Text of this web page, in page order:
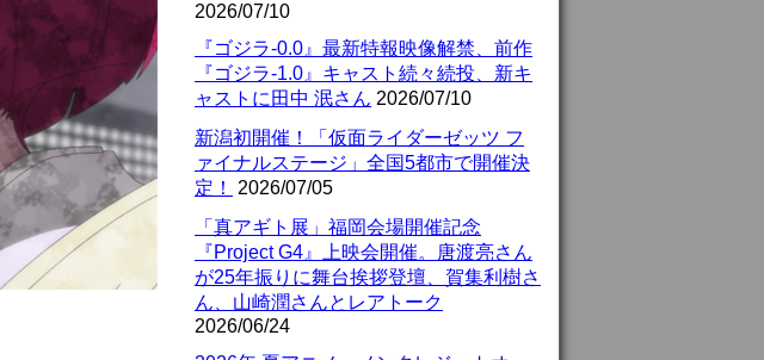
2026/07/10
『ゴジラ-0.0』最新特報映像解禁、前作
『ゴジラ-1.0』キャスト続々続投、新キ
ャストに田中 泯さん 2026/07/10
新潟初開催！「仮面ライダーゼッツ フ
ァイナルステージ」全国5都市で開催決
定！
2026/07/05
「真アギト展」福岡会場開催記念
『Project G4』上映会開催。唐渡亮さん
が25年振りに舞台挨拶登壇、賀集利樹さ
ん、山崎潤さんとレアトーク
2026/06/24